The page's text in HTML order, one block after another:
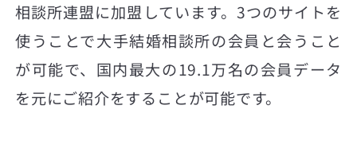
相談所連盟に加盟しています。3つのサイトを
使うことで大手結婚相談所の会員と会うこと
が可能で、国内最大の19.1万名の会員データ
を元にご紹介をすることが可能です。